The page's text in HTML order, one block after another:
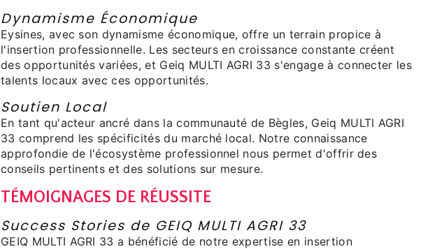
Dynamisme Économique
Eysines, avec son dynamisme économique, offre un terrain propice à
l'insertion professionnelle. Les secteurs en croissance constante créent
des opportunités variées, et Geiq MULTI AGRI 33 s'engage à connecter les
talents locaux avec ces opportunités.
Soutien Local
En tant qu'acteur ancré dans la communauté de Bègles, Geiq MULTI AGRI
33 comprend les spécificités du marché local. Notre connaissance
approfondie de l'écosystème professionnel nous permet d'offrir des
conseils pertinents et des solutions sur mesure.
TÉMOIGNAGES DE RÉUSSITE
Success Stories de GEIQ MULTI AGRI 33
GEIQ MULTI AGRI 33 a bénéficié de notre expertise en insertion